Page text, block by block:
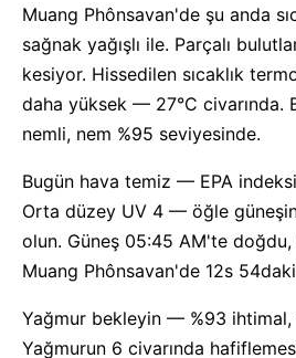
Muang Phônsavan'de şu anda
sağnak yağışlı ile. Parçalı bulutlar
kesiyor. Hissedilen sıcaklık
daha yüksek — 27°C civarında.
nemli, nem %95 seviyesinde.
Bugün hava temiz — EPA
Orta düzey UV 4 — öğle
olun. Güneş 05:45 AM'te doğdu,
Muang Phônsavan'de 12s
Yağmur bekleyin — %93 ihtimal,
Yağmurun 6 civarında